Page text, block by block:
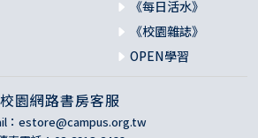
《每日活水》
《校園雜誌》
OPEN學習
校園網路書房客服
： estore@campus.org.tw